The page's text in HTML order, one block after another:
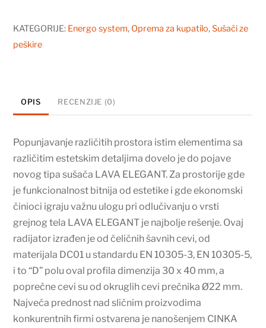
ELEGANT,
500x1570
KATEGORIJE: Energo system, Oprema za kupatilo,Sušači ze
peškire
OPIS RECENZIJE (0)
Popunjavanje različitih prostora istim elementima sa
različitim estetskim detaljima dovelo je do pojave
novog tipa sušača LAVA ELEGANT. Za prostorije gde
je funkcionalnost bitnija od estetike i gde ekonomski
činioci igraju važnu ulogu pri odlučivanju o vrsti
grejnog tela LAVA ELEGANT je najbolje rešenje. Ovaj
radijator izrađen je od čeličnih šavnih cevi, od
materijala DC01 u standardu EN 10305-3, EN 10305-5,
i to “D” polu oval profila dimenzija 30 x 40 mm, a
poprečne cevi su od okruglih cevi prečnika Ø22 mm.
Najveća prednost nad sličnim proizvodima
konkurentnih firmi ostvarena je nanošenjem CINKA